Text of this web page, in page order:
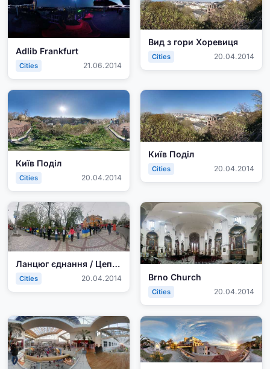
Adlib Frankfurt
Cities 21.06.2014
Вид з гори Хоревиця
Cities 20.04.2014
Київ Поділ
Cities 20.04.2014
Київ Поділ
Cities 20.04.2014
Ланцюг єднання / Цепь Единения
Cities 20.04.2014 Brno Church
Cities 20.04.2014